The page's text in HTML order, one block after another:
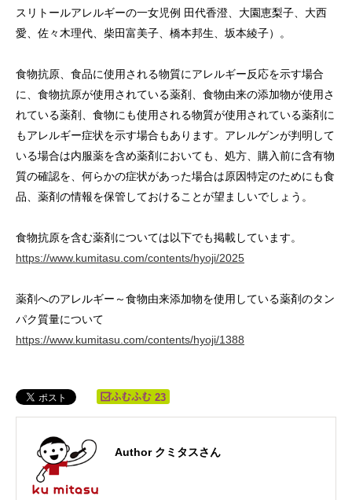
スリトールアレルギーの一女児例 田代香澄、大園恵梨子、大西
愛、佐々木理代、柴田富美子、橋本邦生、坂本綾子）。
食物抗原、食品に使用される物質にアレルギー反応を示す場合
に、食物抗原が使用されている薬剤、食物由来の添加物が使用さ
れている薬剤、食物にも使用される物質が使用されている薬剤に
もアレルギー症状を示す場合もあります。アレルゲンが判明して
いる場合は内服薬を含め薬剤においても、処方、購入前に含有物
質の確認を、何らかの症状があった場合は原因特定のためにも食
品、薬剤の情報を保管しておけることが望ましいでしょう。
食物抗原を含む薬剤については以下でも掲載しています。
https://www.kumitasu.com/contents/hyoji/2025
薬剤へのアレルギー～食物由来添加物を使用している薬剤のタン
パク質量について
https://www.kumitasu.com/contents/hyoji/1388
23
Author クミタスさん